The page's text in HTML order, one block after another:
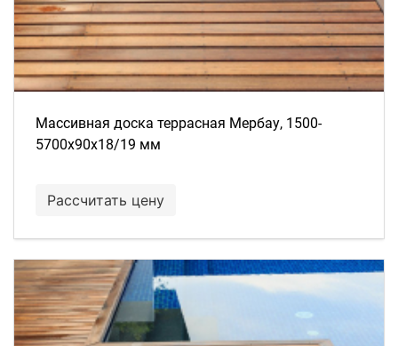
Массивная доска террасная Мербау, 1500-
5700х90х18/19 мм
Рассчитать цену